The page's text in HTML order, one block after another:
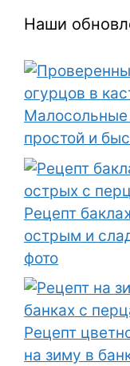
Наши
простой и
Рецепт
острым и
фото
Рецепт
на зиму в